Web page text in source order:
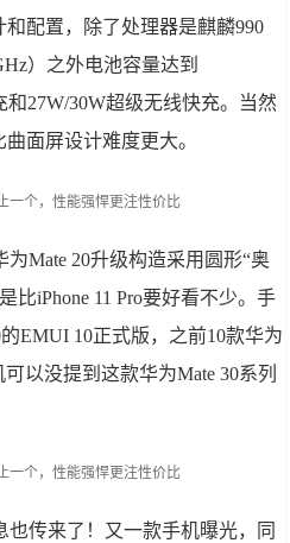
和配置，除了处理器是麒麟990
）之外电池容量达到
和27W/30W超级无线快充。当然
面屏设计难度更大。
Mate 20升级构造采用圆形“奥
比iPhone 11 Pro要好看不少。手
EMUI 10正式版，之前10款华为
以没提到这款华为Mate 30系列
传来了！又一款手机曝光，同